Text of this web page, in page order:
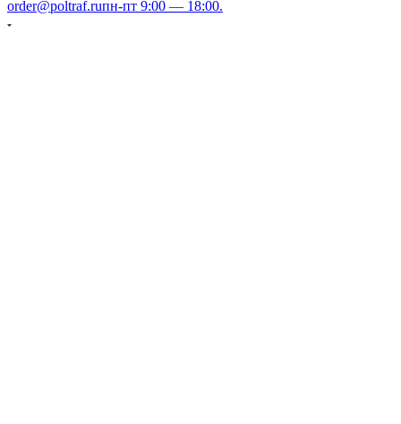
order@poltraf.ruпн-пт 9:00 — 18:00.